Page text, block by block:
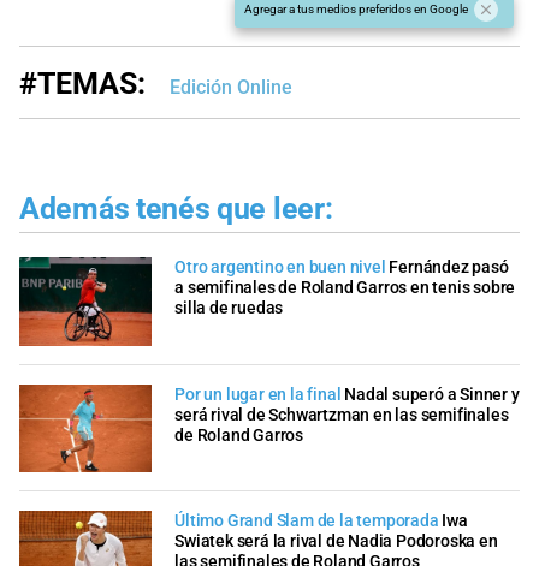
Agregar a tus medios preferidos en Google
#TEMAS: Edición Online
Además tenés que leer:
Otro argentino en buen nivel Fernández pasó
a semifinales de Roland Garros en tenis sobre
silla de ruedas
Por un lugar en la final Nadal superó a Sinner y
será rival de Schwartzman en las semifinales
de Roland Garros
Último Grand Slam de la temporada Iwa
Swiatek será la rival de Nadia Podoroska en